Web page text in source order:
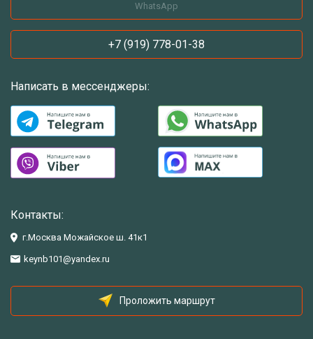
WhatsApp
+7 (919) 778-01-38
Написать в мессенджеры:
Контакты:
г.Москва Можайское ш. 41к1
keynb101@yandex.ru
Проложить маршрут